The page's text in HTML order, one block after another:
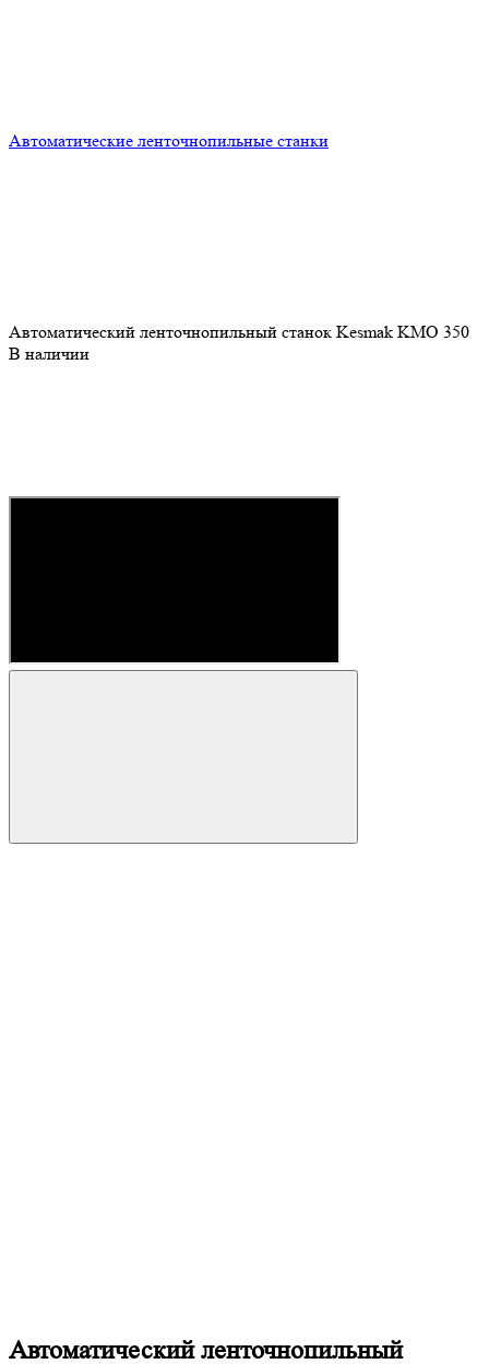
Автоматические ленточнопильные станки
Автоматический ленточнопильный станок Kesmak KMO 350
В наличии
Автоматический ленточнопильный